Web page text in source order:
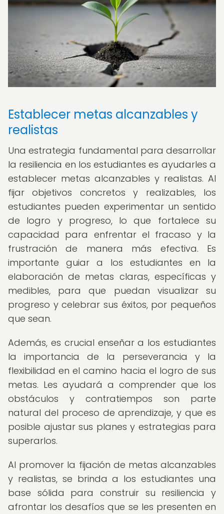
Establecer metas alcanzables y
realistas
Una estrategia fundamental para desarrollar
la resiliencia en los estudiantes es ayudarles a
establecer metas alcanzables y realistas. Al
fijar objetivos concretos y realizables, los
estudiantes pueden experimentar un sentido
de logro y progreso, lo que fortalece su
capacidad para enfrentar el fracaso y la
frustración de manera más efectiva. Es
importante guiar a los estudiantes en la
elaboración de metas claras, específicas y
medibles, para que puedan visualizar su
progreso y celebrar sus éxitos, por pequeños
que sean.
Además, es crucial enseñar a los estudiantes
la importancia de la perseverancia y la
flexibilidad en el camino hacia el logro de sus
metas. Les ayudará a comprender que los
obstáculos y contratiempos son parte
natural del proceso de aprendizaje, y que es
posible ajustar sus planes y estrategias para
superarlos.
Al promover la fijación de metas alcanzables
y realistas, se brinda a los estudiantes una
base sólida para construir su resiliencia y
afrontar los desafíos que se les presenten en